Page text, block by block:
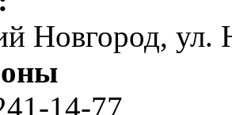
Новгород, ул.
14-77